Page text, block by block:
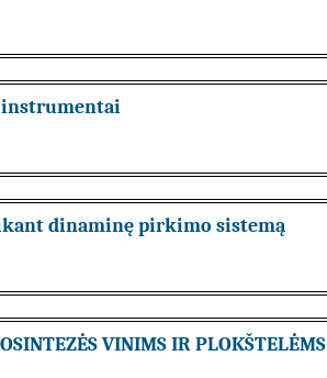
instrumentai
dinaminę pirkimo sistemą
VINIMS IR PLOKŠTELĖMS